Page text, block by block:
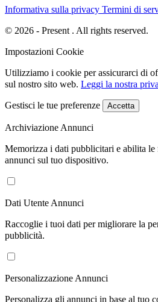
Informativa sulla privacy Termini di
© 2026 - Present . All rights reserved.
Impostazioni Cookie
Utilizziamo i cookie per assicurarci di
sul nostro sito web. Leggi la nostra
Gestisci le tue preferenze Accetta
Archiviazione Annunci
Memorizza i dati pubblicitari e abilita le
annunci sul tuo dispositivo.
Dati Utente Annunci
Raccoglie i tuoi dati per migliorare la
pubblicità.
Personalizzazione Annunci
Personalizza gli annunci in base al tuo